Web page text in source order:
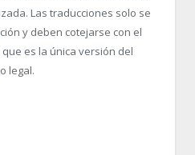
Las traducciones solo se
y deben cotejarse con el
es la única versión del
legal.